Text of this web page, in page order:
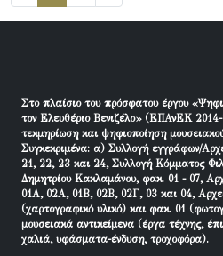
Στο πλαίσιο του πρόσφατου έργου
τον Ελευθέριο Βενιζέλο» (ΕΠΑνΕΚ
τεκμηρίωση και ψηφιοποίηση
Συγκεκριμένα: α) Συλλογή εγγράφων/
21, 22, 23 και 24, Συλλογή Κόμματος
Δημητρίου Κακλαμάνου, φακ. 01 - 07,
01Α, 02Α, 01Β, 02Β, 02Γ, 03 και 04,
(χαρτογραφικό υλικό) και φακ. 01
μουσειακά αντικείμενα (έργα τέχνης,
χαλιά, υφάσματα-ένδυση, τροχοφόρα).